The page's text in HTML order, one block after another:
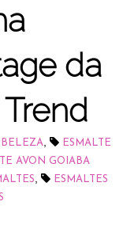
da
BELEZA,
ESMALTE
AVON GOIABA
,
ESMALTES